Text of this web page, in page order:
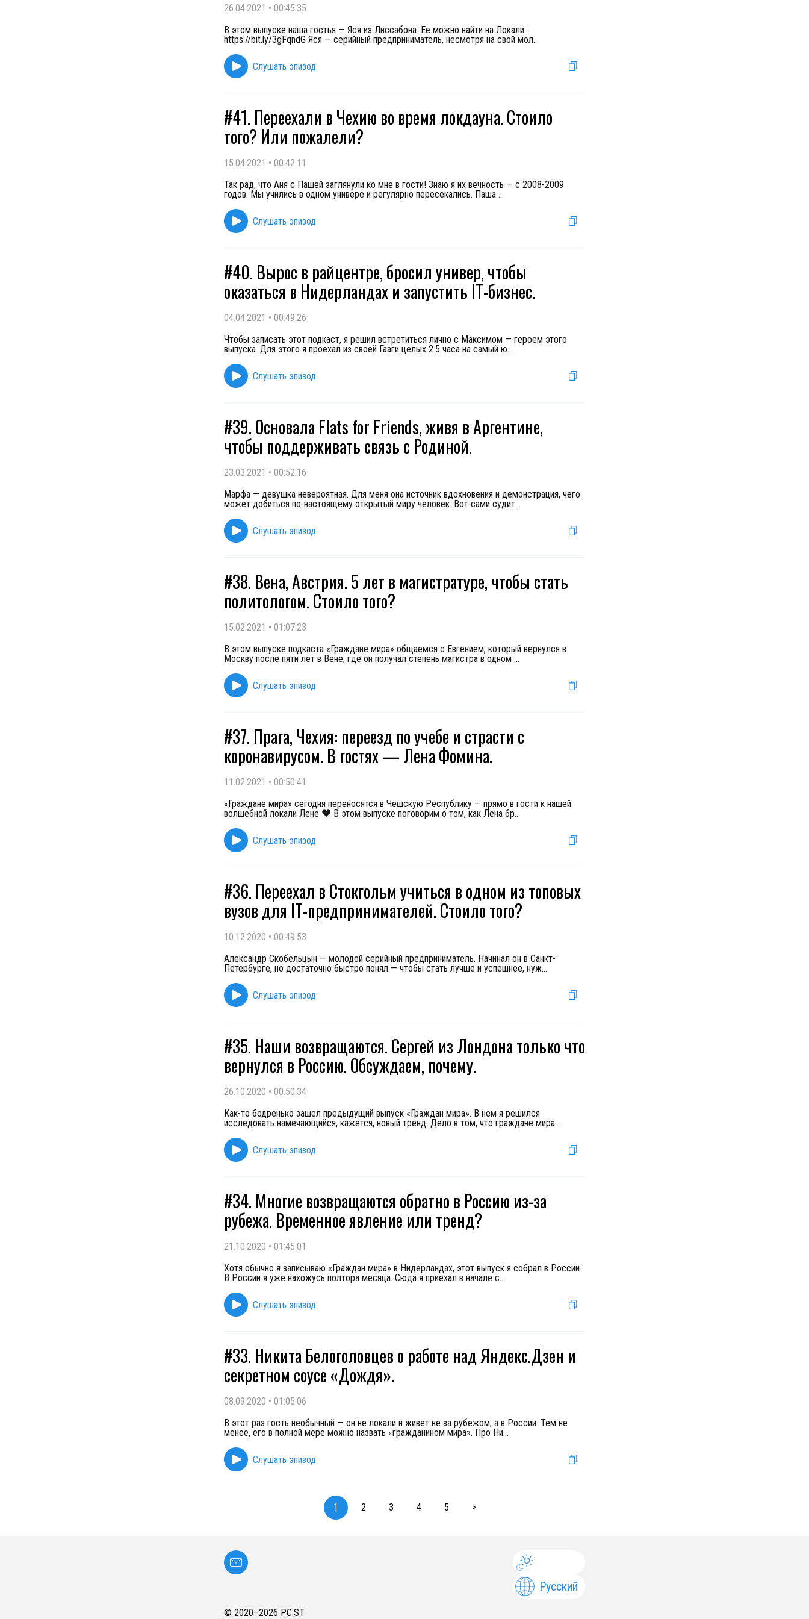
26.04.2021 • 00:45:35
В этом выпуске наша гостья — Яся из Лиссабона. Ее можно найти на Локали:
https://bit.ly/3gFqndG Яся — серийный предприниматель, несмотря на свой мол...
Слушать эпизод
#41. Переехали в Чехию во время локдауна. Стоило
того? Или пожалели?
15.04.2021 • 00:42:11
Так рад, что Аня с Пашей заглянули ко мне в гости! Знаю я их вечность — с 2008-2009
годов. Мы учились в одном универе и регулярно пересекались. Паша ...
Слушать эпизод
#40. Вырос в райцентре, бросил универ, чтобы
оказаться в Нидерландах и запустить IT-бизнес.
04.04.2021 • 00:49:26
Чтобы записать этот подкаст, я решил встретиться лично с Максимом — героем этого
выпуска. Для этого я проехал из своей Гааги целых 2.5 часа на самый ю...
Слушать эпизод
#39. Основала Flats for Friends, живя в Аргентине,
чтобы поддерживать связь с Родиной.
23.03.2021 • 00:52:16
Марфа — девушка невероятная. Для меня она источник вдохновения и демонстрация, чего
может добиться по-настоящему открытый миру человек. Вот сами судит...
Слушать эпизод
#38. Вена, Австрия. 5 лет в магистратуре, чтобы стать
политологом. Стоило того?
15.02.2021 • 01:07:23
В этом выпуске подкаста «Граждане мира» общаемся с Евгением, который вернулся в
Москву после пяти лет в Вене, где он получал степень магистра в одном ...
Слушать эпизод
#37. Прага, Чехия: переезд по учебе и страсти с
коронавирусом. В гостях — Лена Фомина.
11.02.2021 • 00:50:41
«Граждане мира» сегодня переносятся в Чешскую Республику — прямо в гости к нашей
волшебной локали Лене ❤️ В этом выпуске поговорим о том, как Лена бр...
Слушать эпизод
#36. Переехал в Стокгольм учиться в одном из топовых
вузов для IT-предпринимателей. Стоило того?
10.12.2020 • 00:49:53
Александр Скобельцын — молодой серийный предприниматель. Начинал он в Санкт-
Петербурге, но достаточно быстро понял — чтобы стать лучше и успешнее, нуж...
Слушать эпизод
#35. Наши возвращаются. Сергей из Лондона только что
вернулся в Россию. Обсуждаем, почему.
26.10.2020 • 00:50:34
Как-то бодренько зашел предыдущий выпуск «Граждан мира». В нем я решился
исследовать намечающийся, кажется, новый тренд. Дело в том, что граждане мира...
Слушать эпизод
#34. Многие возвращаются обратно в Россию из-за
рубежа. Временное явление или тренд?
21.10.2020 • 01:45:01
Хотя обычно я записываю «Граждан мира» в Нидерландах, этот выпуск я собрал в России.
В России я уже нахожусь полтора месяца. Сюда я приехал в начале с...
Слушать эпизод
#33. Никита Белоголовцев о работе над Яндекс.Дзен и
секретном соусе «Дождя».
08.09.2020 • 01:05:06
В этот раз гость необычный — он не локали и живет не за рубежом, а в России. Тем не
менее, его в полной мере можно назвать «гражданином мира». Про Ни...
Слушать эпизод
1 2 3 4 5 >
Русский
© 2020–2026 PC.ST